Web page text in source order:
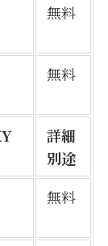
無料
無料
詳細
別途
無料